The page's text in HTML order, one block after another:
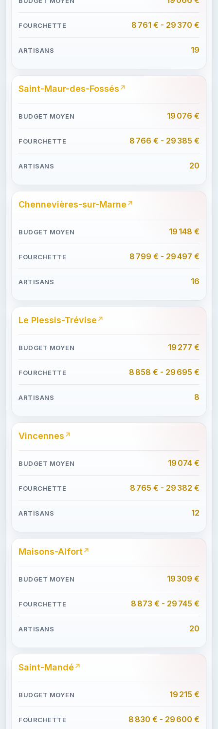
8 761 € - 29 370 €
19
Saint-Maur-des-Fossés
19 076 €
8 766 € - 29 385 €
20
Chennevières-sur-Marne
19 148 €
8 799 € - 29 497 €
16
Le Plessis-Trévise
19 277 €
8 858 € - 29 695 €
8
Vincennes
19 074 €
8 765 € - 29 382 €
12
Maisons-Alfort
19 309 €
8 873 € - 29 745 €
20
Saint-Mandé
19 215 €
8 830 € - 29 600 €